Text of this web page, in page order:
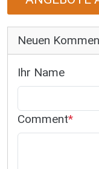
Neuen
Ihr Name
Comment